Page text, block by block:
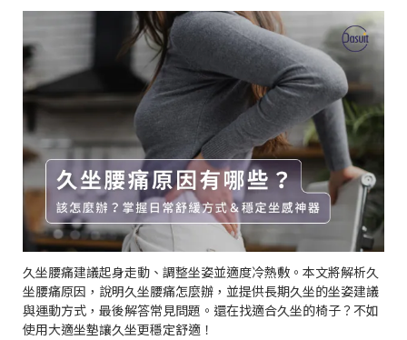
久坐腰痛建議起身走動、調整坐姿並適度冷熱敷。本文將解析久
坐腰痛原因，說明久坐腰痛怎麼辦，並提供長期久坐的坐姿建議
與運動方式，最後解答常見問題。還在找適合久坐的椅子？不如
使用大適坐墊讓久坐更穩定舒適！